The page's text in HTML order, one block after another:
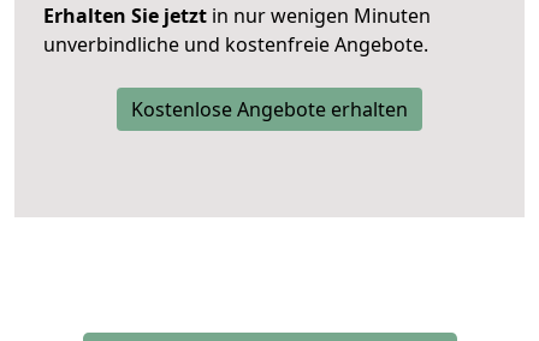
Erhalten Sie jetzt in nur wenigen Minuten
unverbindliche und kostenfreie Angebote.
Kostenlose Angebote erhalten